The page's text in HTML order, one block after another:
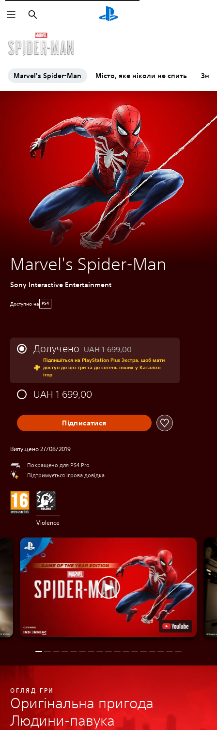
Пошук
Marvel's Spider-Man Місто, яке ніколи не спить
Marvel's Spider-Man
Sony Interactive Entertainment
Доступно на PS4
Долучено Знижка від початкової ціни UAH 1
UAH 1 699,00
Підпишіться на PlayStation Plus Экстра, щоб мати
доступ до цієї гри та до сотень інших у Каталозі
ігор
UAH 1 699,00
Підписатися
Випущено 27/08/2019
Покращено для PS4 Pro
Підтримується ігрова довідка
Violence
ОГЛЯД ГРИ
Оригінальна пригода
Людини-павука